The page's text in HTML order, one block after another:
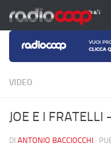
Salta al contenuto
VIDEO
JOE E I
DI ANTONIO BACCIOCCHI ·